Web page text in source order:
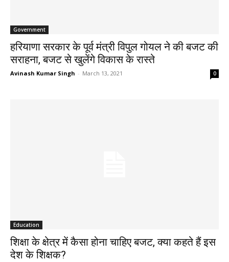
Government
हरियाणा सरकार के पूर्व मंत्री विपुल गोयल ने की बजट की
सराहना, बजट से खुलेंगे विकास के रास्ते
Avinash Kumar Singh - March 13, 2021 0
Education
शिक्षा के क्षेत्र में कैसा होना चाहिए बजट, क्या कहते हैं इस
देश के शिक्षक?